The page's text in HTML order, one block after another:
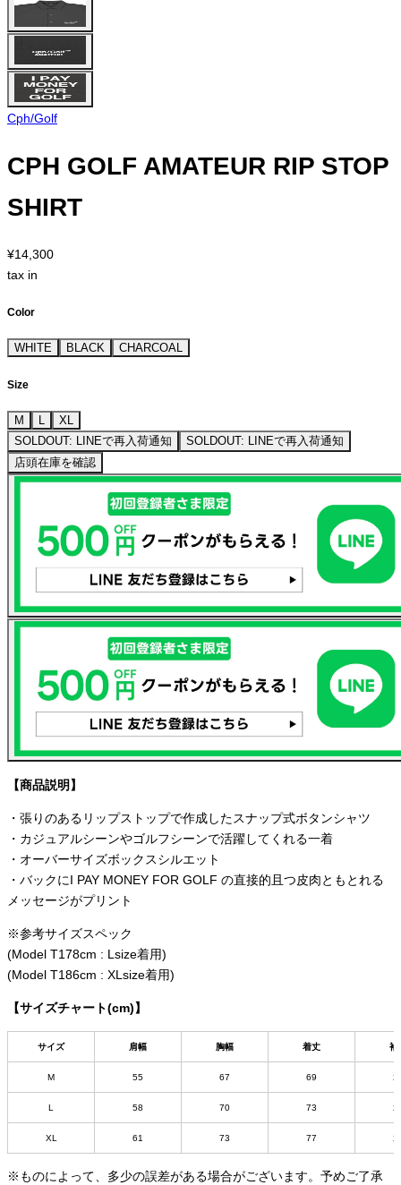
Cph/Golf
CPH GOLF AMATEUR RIP STOP
SHIRT
¥14,300
tax in
Color
WHITE BLACK CHARCOAL
Size
M L
XL
SOLDOUT: LINEで再入荷通知
SOLDOUT: LINEで再入荷通知
店頭在庫を確認
【商品説明】
・張りのあるリップストップで作成したスナップ式ボタンシャツ
・カジュアルシーンやゴルフシーンで活躍してくれる一着
・オーバーサイズボックスシルエット
・バックにI PAY MONEY FOR GOLF の直接的且つ皮肉ともとれる
メッセージがプリント
※参考サイズスペック
(Model T178cm : Lsize着用)
(Model T186cm : XLsize着用)
【サイズチャート(cm)】
サイズ 肩幅 胸幅 着丈 袖
M 55 67 69
L 58 70 73
XL 61 73 77
※ものによって、多少の誤差がある場合がございます。予めご了承